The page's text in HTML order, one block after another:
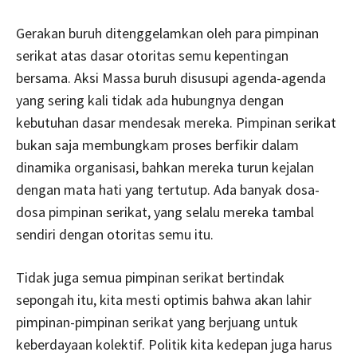
Gerakan buruh ditenggelamkan oleh para pimpinan
serikat atas dasar otoritas semu kepentingan
bersama. Aksi Massa buruh disusupi agenda-agenda
yang sering kali tidak ada hubungnya dengan
kebutuhan dasar mendesak mereka. Pimpinan serikat
bukan saja membungkam proses berfikir dalam
dinamika organisasi, bahkan mereka turun kejalan
dengan mata hati yang tertutup. Ada banyak dosa-
dosa pimpinan serikat, yang selalu mereka tambal
sendiri dengan otoritas semu itu.
Tidak juga semua pimpinan serikat bertindak
sepongah itu, kita mesti optimis bahwa akan lahir
pimpinan-pimpinan serikat yang berjuang untuk
keberdayaan kolektif. Politik kita kedepan juga harus